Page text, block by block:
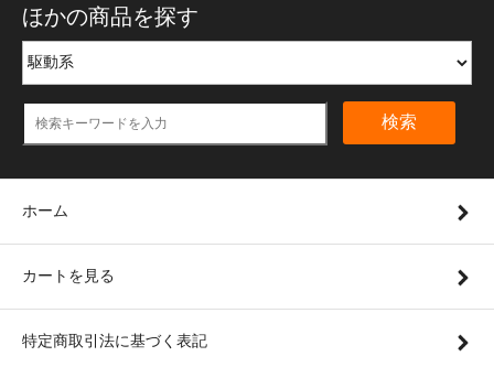
ほかの商品を探す
検索
ホーム
カートを見る
特定商取引法に基づく表記